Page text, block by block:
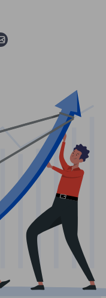
WhatsApp
in Telegram
us in Linkedin
us by email